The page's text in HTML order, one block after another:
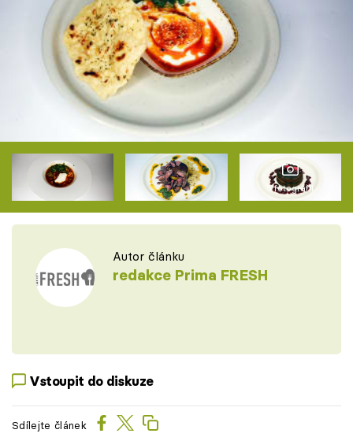
5 fotografií
Autor článku
redakce Prima FRESH
Vstoupit do diskuze
Sdílejte článek